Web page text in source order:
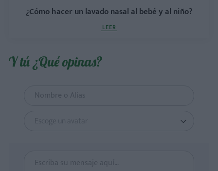
¿Cómo hacer un lavado nasal al bebé y al niño?
LEER
Y tú ¿Qué opinas?
Escoge un avatar